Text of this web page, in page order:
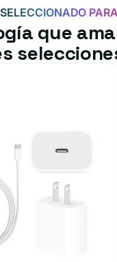
SELECCIONADO
que